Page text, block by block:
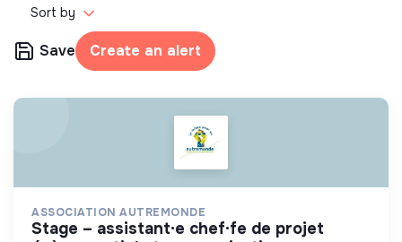
Sort by
Save Create an alert
ASSOCIATION AUTREMONDE
stage – assistant·e chef·fe de projet